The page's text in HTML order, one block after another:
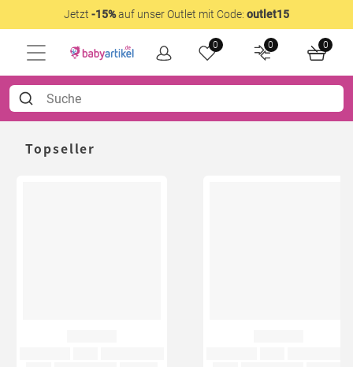
Jetzt -15%auf unser Outlet mit Code: outlet15
0 0 0
Topseller